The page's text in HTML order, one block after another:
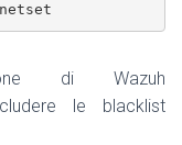
di Wazuh
le blacklist